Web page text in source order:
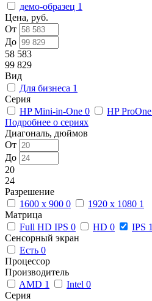
демо-образец 1
Цена, руб.
От
До
58 583
99 829
Вид
Для бизнеса 1
Серия
HP Mini-in-One 0 HP ProOne
Подробнее о сериях
Диагональ, дюймов
От
До
20
24
Разрешение
1600 x 900 0 1920 x 1080 1
Матрица
Full HD IPS 0 HD 0 IPS 1
Сенсорный экран
Есть 0
Процессор
Производитель
AMD 1 Intel 0
Серия